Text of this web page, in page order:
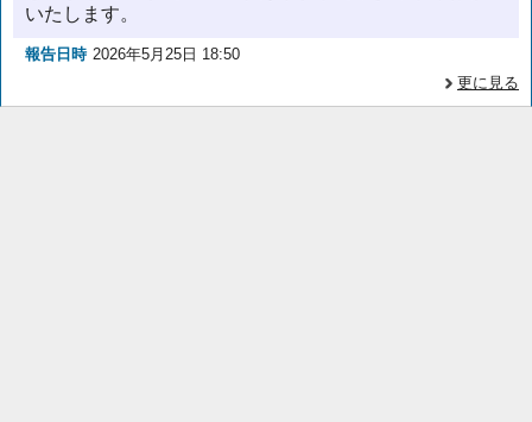
いたします。
報告日時 2026年5月25日 18:50
更に見る